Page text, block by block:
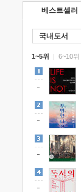
베스트셀러
국내도서
1~5위 | 6~10위